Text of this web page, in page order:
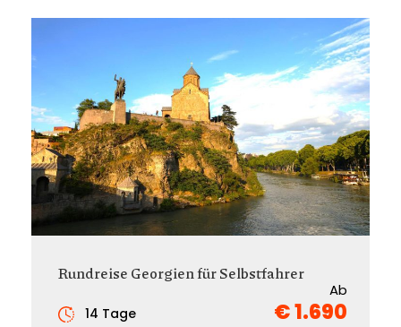
Rundreise Georgien für Selbstfahrer
Ab
€ 1.690
14 Tage